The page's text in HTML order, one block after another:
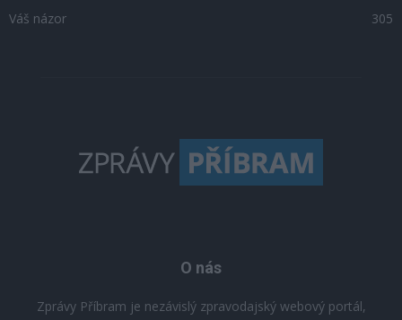
Váš názor
305
O nás
Zprávy Příbram je nezávislý zpravodajský webový portál,